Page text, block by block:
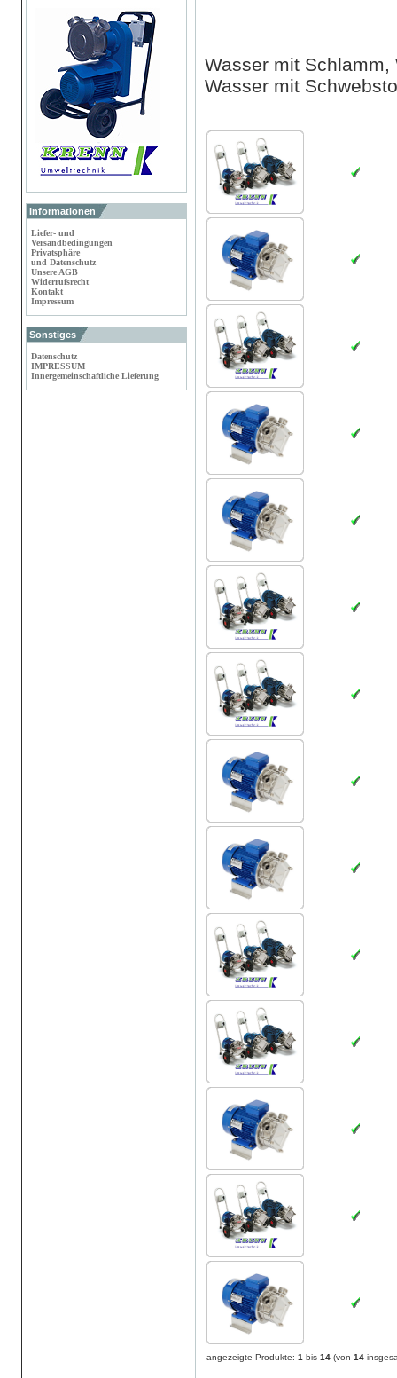
Informationen
Liefer- und
Versandbedingungen
Privatsphäre
und Datenschutz
Unsere AGB
Widerrufsrecht
Kontakt
Impressum
Sonstiges
Datenschutz
IMPRESSUM
Innergemeinschaftliche Lieferung
Wasser mit
Wasser mit
angezeigte Produkte: 1 bis 14 (von 14